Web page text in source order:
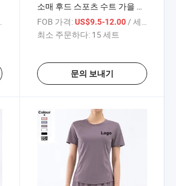
소매 후드 스포츠 수트 가을 따
뜻한 후드 티셔츠와 긴 바지 두
피스 세트
FOB 가격: US$9.5-12.00/ 세트
최소 주문하다: 15 세트
문의 보내기